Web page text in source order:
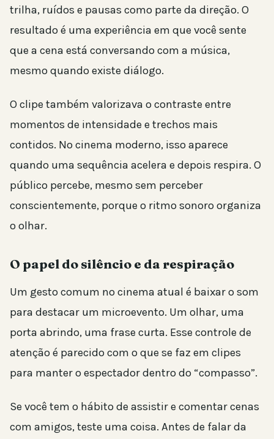
trilha, ruídos e pausas como parte da direção. O
resultado é uma experiência em que você sente
que a cena está conversando com a música,
mesmo quando existe diálogo.
O clipe também valorizava o contraste entre
momentos de intensidade e trechos mais
contidos. No cinema moderno, isso aparece
quando uma sequência acelera e depois respira. O
público percebe, mesmo sem perceber
conscientemente, porque o ritmo sonoro organiza
o olhar.
O papel do silêncio e da respiração
Um gesto comum no cinema atual é baixar o som
para destacar um microevento. Um olhar, uma
porta abrindo, uma frase curta. Esse controle de
atenção é parecido com o que se faz em clipes
para manter o espectador dentro do “compasso”.
Se você tem o hábito de assistir e comentar cenas
com amigos, teste uma coisa. Antes de falar da